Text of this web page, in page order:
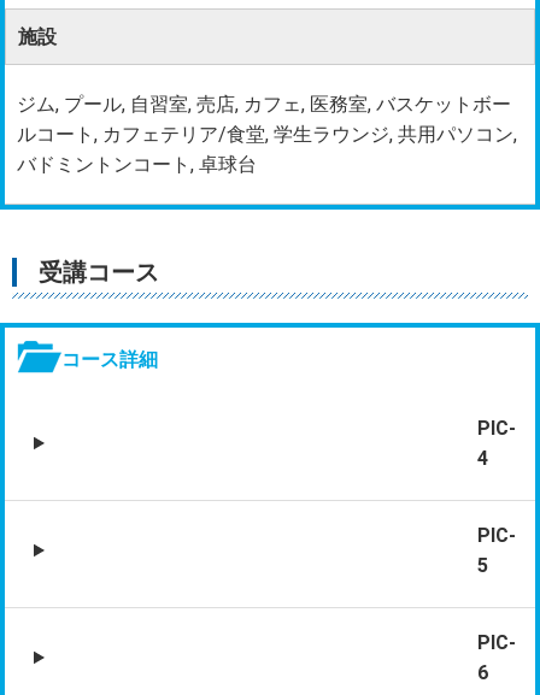
施設
ジム, プール, 自習室, 売店, カフェ, 医務室, バスケットボー
ルコート, カフェテリア/食堂, 学生ラウンジ, 共用パソコン,
バドミントンコート, 卓球台
受講コース
コース詳細
PIC-
4
PIC-
5
PIC-
6